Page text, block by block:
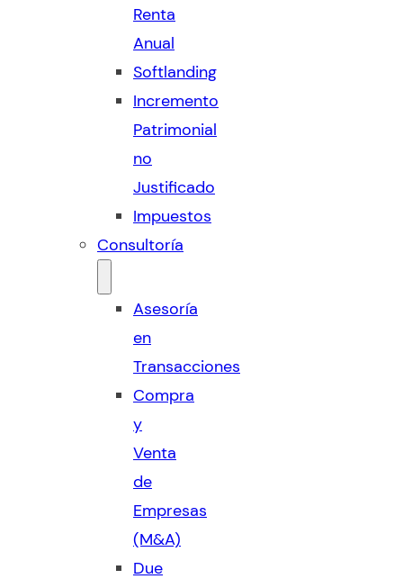
Renta
Anual
Softlanding
Incremento
Patrimonial
no
Justificado
Impuestos
Consultoría
Asesoría
en
Transacciones
Compra
y
Venta
de
Empresas
(M&A)
Due